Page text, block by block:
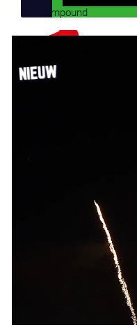
Compound
NIEUW